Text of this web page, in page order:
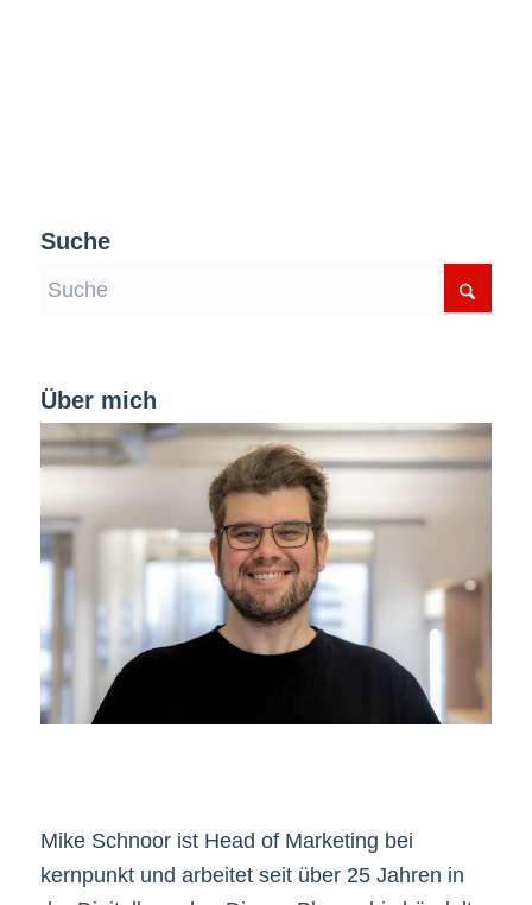
Suche
Über mich
Mike Schnoor ist Head of Marketing bei
kernpunkt und arbeitet seit über 25 Jahren in